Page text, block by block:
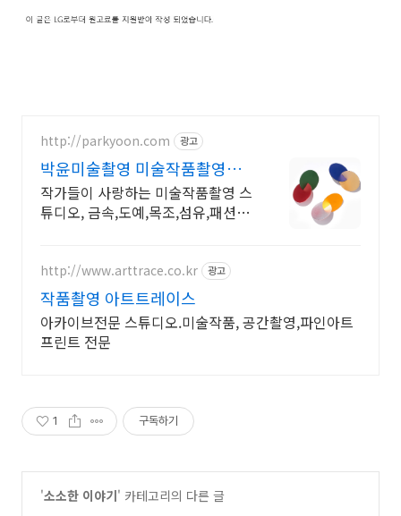
http://parkyoon.com 광고
박윤미술촬영 미술작품촬영전
문
작가들이 사랑하는 미술작품촬영 스
튜디오, 금속,도예,목조,섬유,패션,회
http://www.arttrace.co.kr 광고
작품촬영 아트트레이스
아카이브전문 스튜디오.미술작품, 공간촬영,파인아트
프린트 전문
1 구독하기
'소소한 이야기' 카테고리의 다른 글